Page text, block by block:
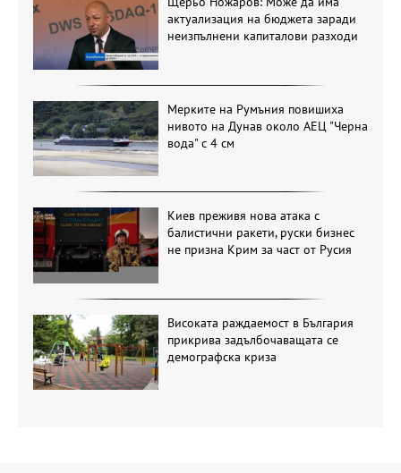
актуализация на бюджета заради
неизпълнени капиталови разходи
Мерките на Румъния повишиха
нивото на Дунав около АЕЦ "Черна
вода" с 4 см
Киев преживя нова атака с
балистични ракети, руски бизнес
не призна Крим за част от Русия
Високата раждаемост в България
прикрива задълбочаващата се
демографска криза